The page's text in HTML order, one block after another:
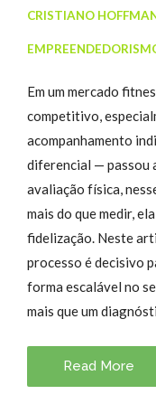
CRISTIANO
Em um mercado
competitivo,
acompanhamento
diferencial — passou
avaliação física,
mais do que medir,
fidelização. Neste
processo é decisivo
forma escalável no
mais que um
Read More